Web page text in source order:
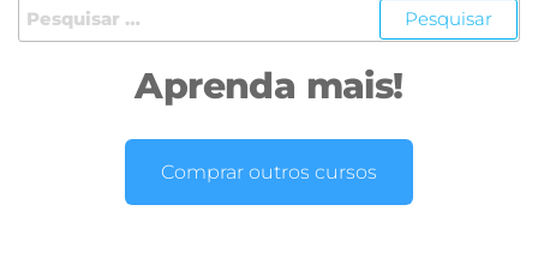
Aprenda mais!
Comprar outros cursos